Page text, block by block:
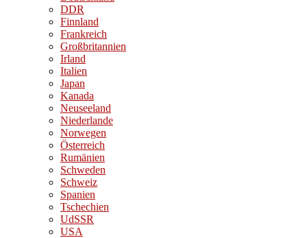
DDR
Finnland
Frankreich
Großbritannien
Irland
Italien
Japan
Kanada
Neuseeland
Niederlande
Norwegen
Österreich
Rumänien
Schweden
Schweiz
Spanien
Tschechien
UdSSR
USA